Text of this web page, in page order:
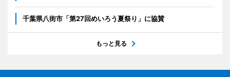
千葉県八街市「第27回めいろう夏祭り」に協賛
もっと見る